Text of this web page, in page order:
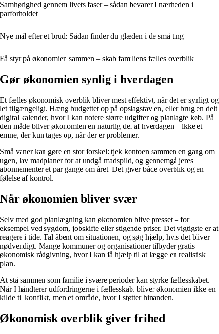
Samhørighed gennem livets faser – sådan bevarer I nærheden i
parforholdet
Nye mål efter et brud: Sådan finder du glæden i de små ting
Få styr på økonomien sammen – skab familiens fælles overblik
Gør økonomien synlig i hverdagen
Et fælles økonomisk overblik bliver mest effektivt, når det er synligt og
let tilgængeligt. Hæng budgettet op på opslagstavlen, eller brug en delt
digital kalender, hvor I kan notere større udgifter og planlagte køb. På
den måde bliver økonomien en naturlig del af hverdagen – ikke et
emne, der kun tages op, når der er problemer.
Små vaner kan gøre en stor forskel: tjek kontoen sammen en gang om
ugen, lav madplaner for at undgå madspild, og gennemgå jeres
abonnementer et par gange om året. Det giver både overblik og en
følelse af kontrol.
Når økonomien bliver svær
Selv med god planlægning kan økonomien blive presset – for
eksempel ved sygdom, jobskifte eller stigende priser. Det vigtigste er at
reagere i tide. Tal åbent om situationen, og søg hjælp, hvis det bliver
nødvendigt. Mange kommuner og organisationer tilbyder gratis
økonomisk rådgivning, hvor I kan få hjælp til at lægge en realistisk
plan.
At stå sammen som familie i svære perioder kan styrke fællesskabet.
Når I håndterer udfordringerne i fællesskab, bliver økonomien ikke en
kilde til konflikt, men et område, hvor I støtter hinanden.
Økonomisk overblik giver frihed